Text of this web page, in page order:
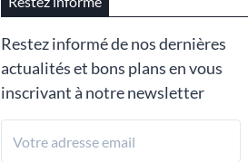
Restez informé de nos dernières
actualités et bons plans en vous
inscrivant à notre newsletter